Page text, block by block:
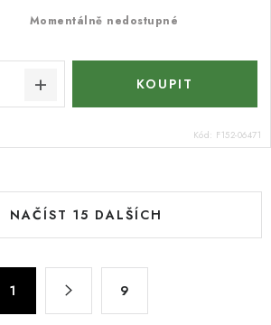
Momentálně nedostupné
Kód: F152-06471
NAČÍST 15 DALŠÍCH
1 9